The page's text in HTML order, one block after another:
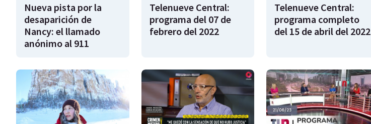
Nueva pista por la
desaparición de
Nancy: el llamado
anónimo al 911
Telenueve Central:
programa del 07 de
febrero del 2022
Telenueve Central:
programa completo
del 15 de abril del 2022